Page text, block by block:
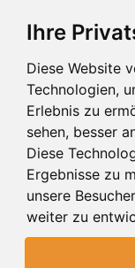
Ihre
Diese Website
Technologien,
Erlebnis zu
sehen, besser
Diese
Ergebnisse zu
unsere
weiter zu
Schiebetore Industrie
Industrie
STAHL
Schiebetore
Downloads
Farbe
Unterlagen
PRIVATE
Fundamentpläne /
Private
/ 4.22 MB
Schiebetor